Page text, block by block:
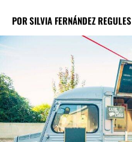
PORSILVIA FERNÁNDEZ REGULES